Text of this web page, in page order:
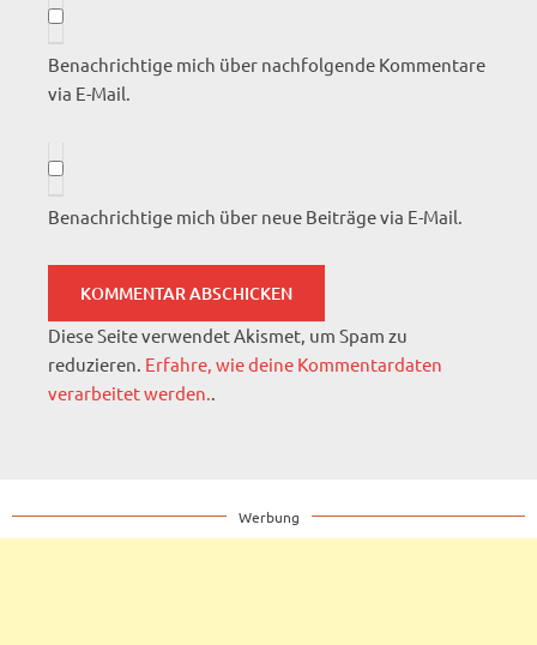
Benachrichtige mich über nachfolgende Kommentare
via E-Mail.
Benachrichtige mich über neue Beiträge via E-Mail.
Diese Seite verwendet Akismet, um Spam zu
reduzieren. Erfahre, wie deine Kommentardaten
verarbeitet werden..
Werbung